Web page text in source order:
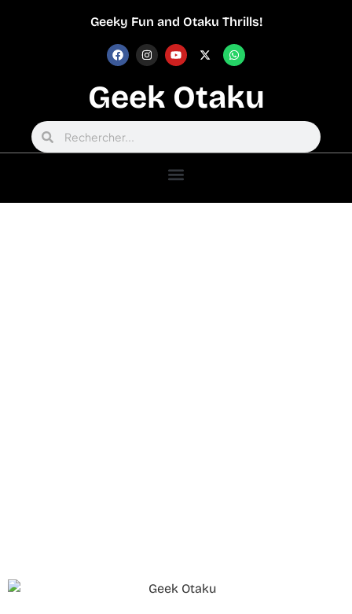
Geeky Fun and Otaku Thrills!
Geek Otaku